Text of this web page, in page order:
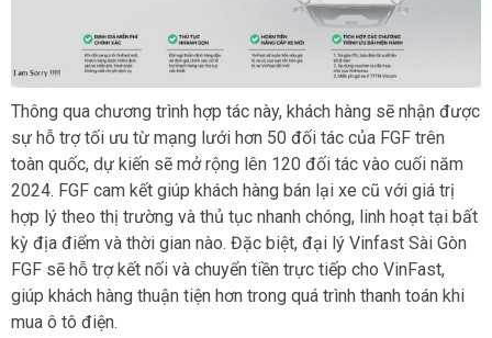
Thông qua chương trình hợp tác này, khách hàng sẽ nhận được
sự hỗ trợ tối ưu từ mạng lưới hơn 50 đối tác của FGF trên
toàn quốc, dự kiến sẽ mở rộng lên 120 đối tác vào cuối năm
2024. FGF cam kết giúp khách hàng bán lại xe cũ với giá trị
hợp lý theo thị trường và thủ tục nhanh chóng, linh hoạt tại bất
kỳ địa điểm và thời gian nào. Đặc biệt, đại lý Vinfast Sài Gòn
FGF sẽ hỗ trợ kết nối và chuyển tiền trực tiếp cho VinFast,
giúp khách hàng thuận tiện hơn trong quá trình thanh toán khi
mua ô tô điện.